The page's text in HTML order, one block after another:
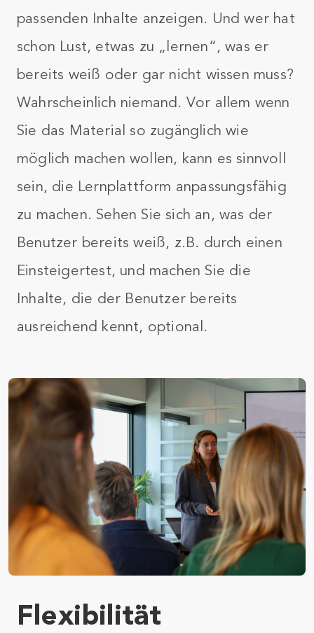
passenden Inhalte anzeigen. Und wer hat
schon Lust, etwas zu „lernen“, was er
bereits weiß oder gar nicht wissen muss?
Wahrscheinlich niemand. Vor allem wenn
Sie das Material so zugänglich wie
möglich machen wollen, kann es sinnvoll
sein, die Lernplattform anpassungsfähig
zu machen. Sehen Sie sich an, was der
Benutzer bereits weiß, z.B. durch einen
Einsteigertest, und machen Sie die
Inhalte, die der Benutzer bereits
ausreichend kennt, optional.
Flexibilität